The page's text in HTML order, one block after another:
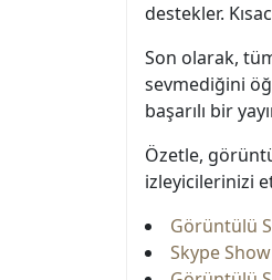
destekler.
Son olarak,
sevmediğini
başarılı bir
Özetle,
izleyicilerinizi
Görüntülü
Skype Show